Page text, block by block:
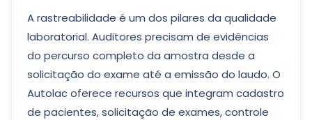
A rastreabilidade é um dos pilares da qualidade
laboratorial. Auditores precisam de evidências
do percurso completo da amostra desde a
solicitação do exame até a emissão do laudo. O
Autolac oferece recursos que integram cadastro
de pacientes, solicitação de exames, controle